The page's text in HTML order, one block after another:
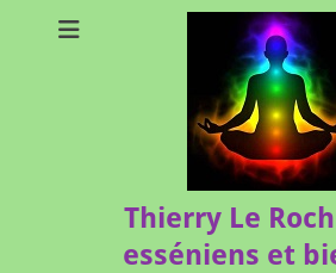
Thierry Le
esséniens et